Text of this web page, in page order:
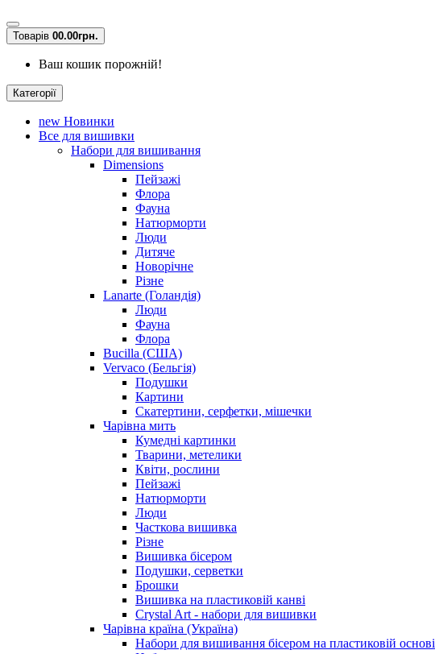
Товарів 00.00грн.
Ваш кошик порожній!
Категорії
new Новинки
Все для вишивки
Набори для вишивання
Dimensions
Пейзажі
Флора
Фауна
Натюрморти
Люди
Дитяче
Новорічне
Різне
Lanarte (Голандія)
Люди
Фауна
Флора
Bucilla (США)
Vervaco (Бельгія)
Подушки
Картини
Скатертини, серфетки, мішечки
Чарiвна мить
Кумедні картинки
Тварини, метелики
Квіти, рослини
Пейзажі
Натюрморти
Люди
Часткова вишивка
Різне
Вишивка бісером
Подушки, серветки
Брошки
Вишивка на пластиковій канві
Crystal Art - набори для вишивки
Чарівна країна (Україна)
Набори для вишивання бісером на пластиковій основі